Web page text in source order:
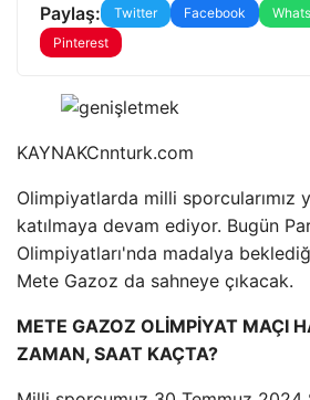
Paylaş: Twitter Facebook
Pinterest
KAYNAKCnnturk.com
Olimpiyatlarda milli sporcularımız
katılmaya devam ediyor. Bugün
Olimpiyatları'nda madalya
Mete Gazoz da sahneye çıkacak.
METE GAZOZ OLİMPİYAT MAÇI
ZAMAN, SAAT KAÇTA?